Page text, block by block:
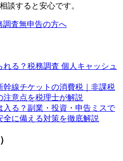
談すると安心です。
調査無申告の方へ
る？税務調査 個人キャッシュ
幹線チケットの消費税｜非課税
意点を税理士が解説
入る？副業・投資・申告ミスで
全に備える対策を徹底解説